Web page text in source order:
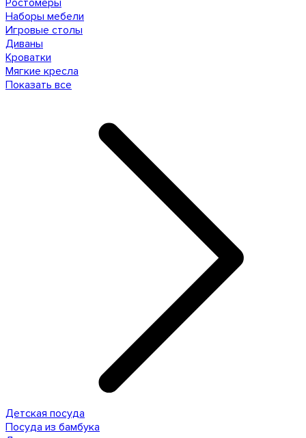
Ростомеры
Наборы мебели
Игровые столы
Диваны
Кроватки
Мягкие кресла
Показать все
Детская посуда
Посуда из бамбука